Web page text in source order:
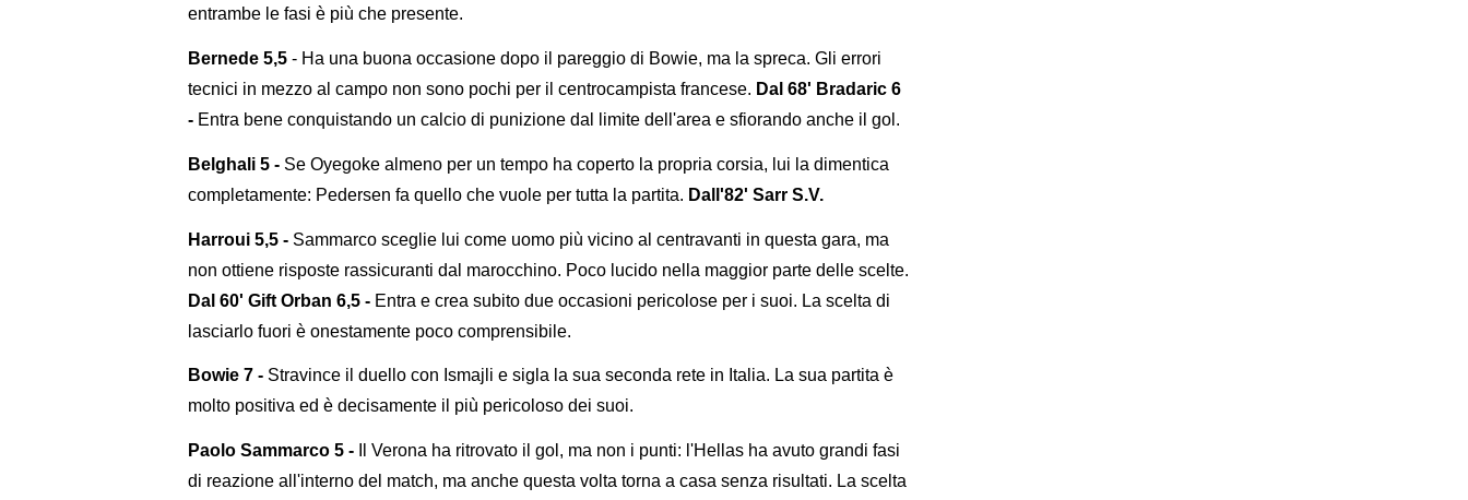
entrambe le fasi è più che presente.
Bernede 5,5 - Ha una buona occasione dopo il pareggio di Bowie, ma la spreca. Gli errori
tecnici in mezzo al campo non sono pochi per il centrocampista francese. Dal 68' Bradaric 6
- Entra bene conquistando un calcio di punizione dal limite dell'area e sfiorando anche il gol.
Belghali 5 - Se Oyegoke almeno per un tempo ha coperto la propria corsia, lui la dimentica
completamente: Pedersen fa quello che vuole per tutta la partita. Dall'82' Sarr S.V.
Harroui 5,5 - Sammarco sceglie lui come uomo più vicino al centravanti in questa gara, ma
non ottiene risposte rassicuranti dal marocchino. Poco lucido nella maggior parte delle scelte.
Dal 60' Gift Orban 6,5 - Entra e crea subito due occasioni pericolose per i suoi. La scelta di
lasciarlo fuori è onestamente poco comprensibile.
Bowie 7 - Stravince il duello con Ismajli e sigla la sua seconda rete in Italia. La sua partita è
molto positiva ed è decisamente il più pericoloso dei suoi.
Paolo Sammarco 5 - Il Verona ha ritrovato il gol, ma non i punti: l'Hellas ha avuto grandi fasi
di reazione all'interno del match, ma anche questa volta torna a casa senza risultati. La scelta